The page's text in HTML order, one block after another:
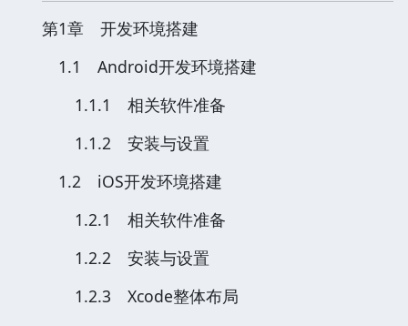
第1章 开发环境搭建
1.1 Android开发环境搭建
1.1.1 相关软件准备
1.1.2 安装与设置
1.2 iOS开发环境搭建
1.2.1 相关软件准备
1.2.2 安装与设置
1.2.3 Xcode整体布局